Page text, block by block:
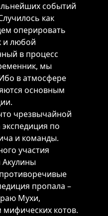
событий
как
оперировать
и любой
в процесс
мы
в атмосфере
основным
чрезвычайной
по
и команды.
участия
Акулины
пропала –
Мухи,
мифических котов.